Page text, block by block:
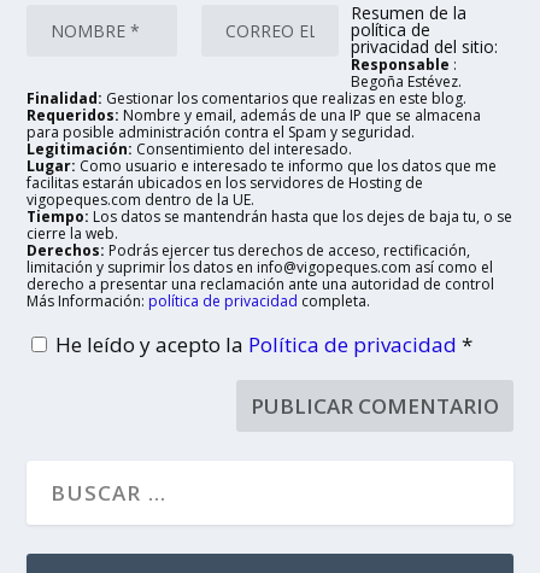
Resumen de la
política de
privacidad del sitio:
Responsable :
Begoña Estévez.
Finalidad: Gestionar los comentarios que realizas en este blog.
Requeridos: Nombre y email, además de una IP que se almacena
para posible administración contra el Spam y seguridad.
Legitimación: Consentimiento del interesado.
Lugar: Como usuario e interesado te informo que los datos que me
facilitas estarán ubicados en los servidores de Hosting de
vigopeques.com dentro de la UE.
Tiempo: Los datos se mantendrán hasta que los dejes de baja tu, o se
cierre la web.
Derechos: Podrás ejercer tus derechos de acceso, rectificación,
limitación y suprimir los datos en info@vigopeques.com así como el
derecho a presentar una reclamación ante una autoridad de control
Más Información: política de privacidad completa.
He leído y acepto la Política de privacidad*